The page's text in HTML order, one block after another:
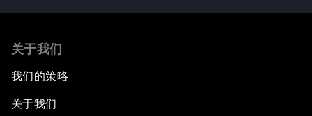
关于我们
我们的策略
关于我们